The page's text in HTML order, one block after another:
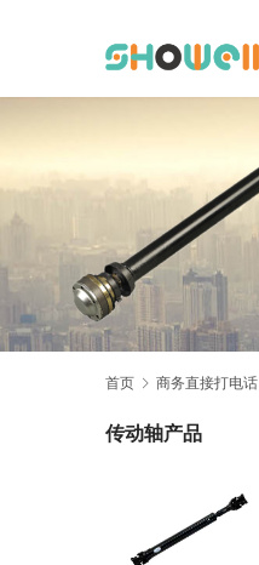
首页 商务直接打电话
传动轴产品